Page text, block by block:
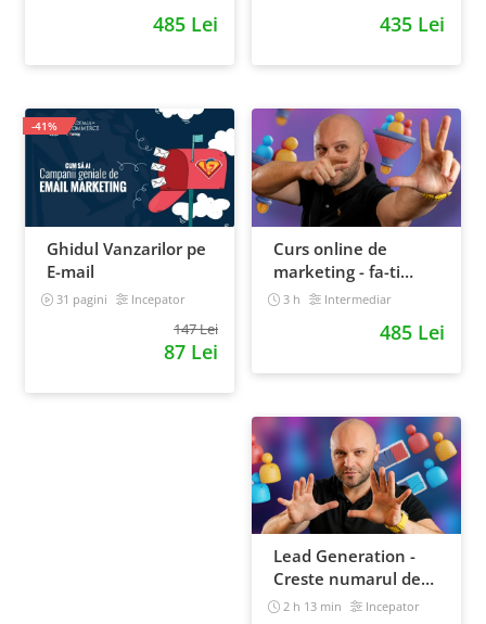
485 Lei 435 Lei
Ghidul Vanzarilor pe
E-mail
31 pagini Incepator
147 Lei
87 Lei
-41%
Curs online de
marketing - fa-ti
propriul sales funnel
3 h Intermediar
485 Lei
Lead Generation -
Creste numarul de
contacte pentru
2 h 13 min Incepator